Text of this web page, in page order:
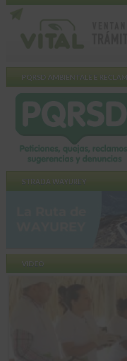
PQRSD AMBIENTALE E RECLAMI
STRADA WAYUREY
VIDEO